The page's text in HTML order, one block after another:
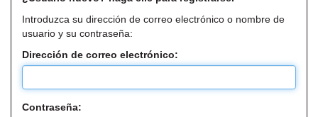
Introduzca su dirección de correo electrónico o nombre de
usuario y su contraseña:
Dirección de correo electrónico:
Contraseña: